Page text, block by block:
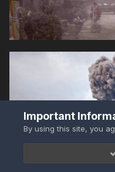
Important
By using this site, you